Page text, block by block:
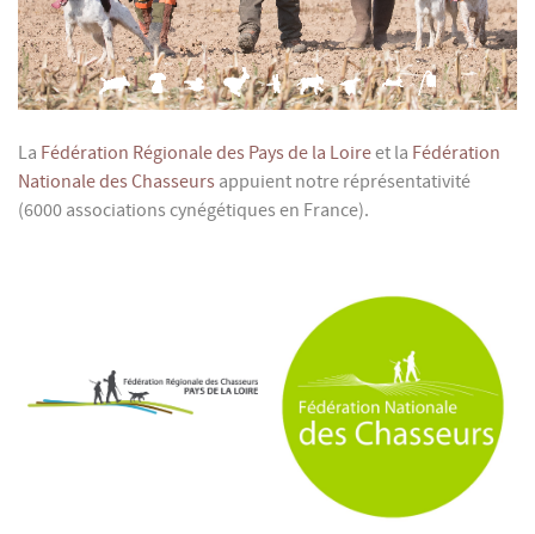
La Fédération Régionale des Pays de la Loireet la Fédération
Nationale des Chasseurs appuient notre réprésentativité
(6000 associations cynégétiques en France).